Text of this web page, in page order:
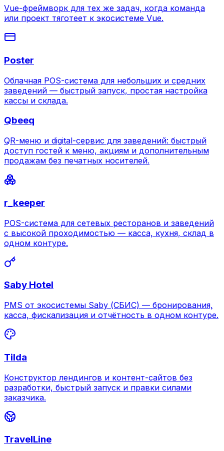
Vue-фреймворк для тех же задач, когда команда
или проект тяготеет к экосистеме Vue.
Poster
Облачная POS-система для небольших и средних
заведений — быстрый запуск, простая настройка
кассы и склада.
Qbeeq
QR-меню и digital-сервис для заведений: быстрый
доступ гостей к меню, акциям и дополнительным
продажам без печатных носителей.
r_keeper
POS-система для сетевых ресторанов и заведений
с высокой проходимостью — касса, кухня, склад в
одном контуре.
Saby Hotel
PMS от экосистемы Saby (СБИС) — бронирования,
касса, фискализация и отчётность в одном контуре.
Tilda
Конструктор лендингов и контент-сайтов без
разработки, быстрый запуск и правки силами
заказчика.
TravelLine